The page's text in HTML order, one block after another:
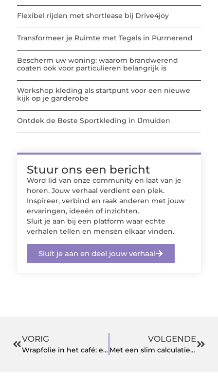
Flexibel rijden met shortlease bij Drive4joy
Transformeer je Ruimte met Tegels in Purmerend
Bescherm uw woning: waarom brandwerend
coaten ook voor particulieren belangrijk is
Workshop kleding als startpunt voor een nieuwe
kijk op je garderobe
Ontdek de Beste Sportkleding in IJmuiden
Stuur ons een bericht
Word lid van onze community en laat van je
horen. Jouw verhaal verdient een plek.
Inspireer, verbind en raak anderen met jouw
ervaringen, ideeën of inzichten.
Sluit je aan bij een platform waar echte
verhalen tellen en mensen elkaar vinden.
Sluit je aan en deel jouw verhaal
VORIG
Wrapfolie in het café: een slimme make-over zonder verbouwing
VOLGENDE
Met een slim calculatie programma bouw haal je meer uit je software voor bedrijven